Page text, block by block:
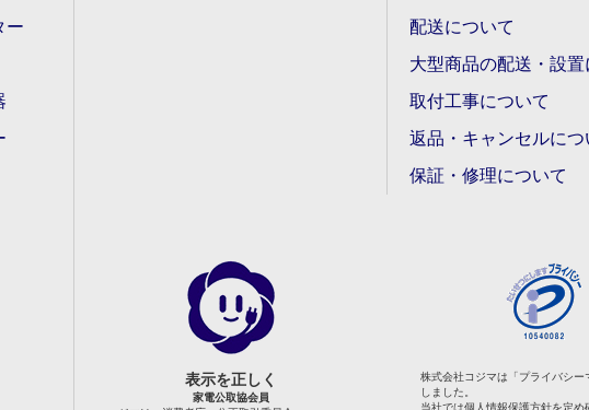
ー
配送について
大型商品の配送・設置
取付工事について
返品・キャンセルにつ
保証・修理について
表示を正しく
家電公取協会員
株式会社コジマは「プライバシー
しました。
当社では個人情報保護方針を定め